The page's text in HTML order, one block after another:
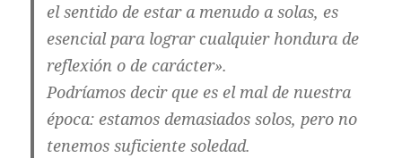
el sentido de estar a menudo a solas, es
esencial para lograr cualquier hondura de
reflexión o de carácter».
Podríamos decir que es el mal de nuestra
época:estamos demasiados solos, pero no
tenemos suficiente soledad.